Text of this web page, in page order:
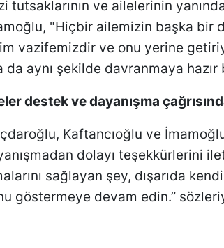
tutsaklarının ve ailelerinin
"Hiçbir ailemizin başka bir
vazifemizdir ve onu yerine
da aynı şekilde davranmaya
destek ve dayanışma
Kaftancıoğlu ve
dolayı teşekkürlerini
sağlayan şey, dışarıda
göstermeye devam edin.”